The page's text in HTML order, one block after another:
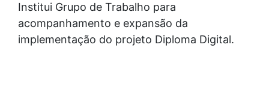
Institui Grupo de Trabalho para
acompanhamento e expansão da
implementação do projeto Diploma Digital.